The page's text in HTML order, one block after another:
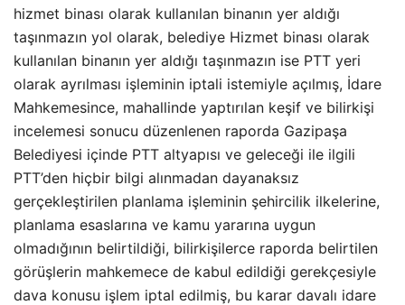
hizmet binası olarak kullanılan binanın yer aldığı
taşınmazın yol olarak, belediye Hizmet binası olarak
kullanılan binanın yer aldığı taşınmazın ise PTT yeri
olarak ayrılması işleminin iptali istemiyle açılmış, İdare
Mahkemesince, mahallinde yaptırılan keşif ve bilirkişi
incelemesi sonucu düzenlenen raporda Gazipaşa
Belediyesi içinde PTT altyapısı ve geleceği ile ilgili
PTT’den hiçbir bilgi alınmadan dayanaksız
gerçekleştirilen planlama işleminin şehircilik ilkelerine,
planlama esaslarına ve kamu yararına uygun
olmadığının belirtildiği, bilirkişilerce raporda belirtilen
görüşlerin mahkemece de kabul edildiği gerekçesiyle
dava konusu işlem iptal edilmiş, bu karar davalı idare